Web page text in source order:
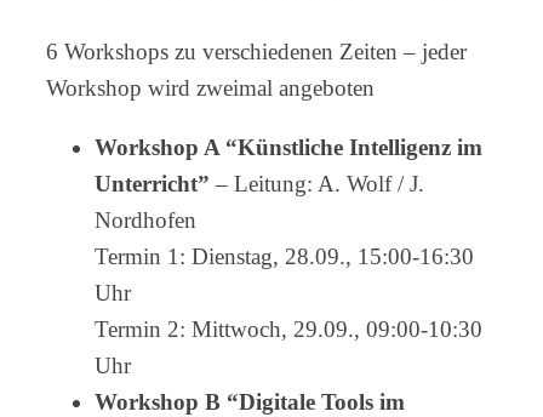
6 Workshops zu verschiedenen Zeiten – jeder
Workshop wird zweimal angeboten
Workshop A “Künstliche Intelligenz im
Unterricht” – Leitung: A. Wolf / J.
Nordhofen
Termin 1: Dienstag, 28.09., 15:00-16:30
Uhr
Termin 2: Mittwoch, 29.09., 09:00-10:30
Uhr
Workshop B “Digitale Tools im